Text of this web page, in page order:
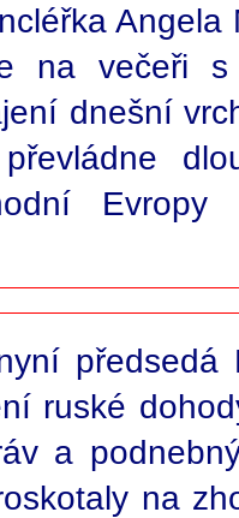
na večeři s
dnešní
předsedá
ruské
a
na